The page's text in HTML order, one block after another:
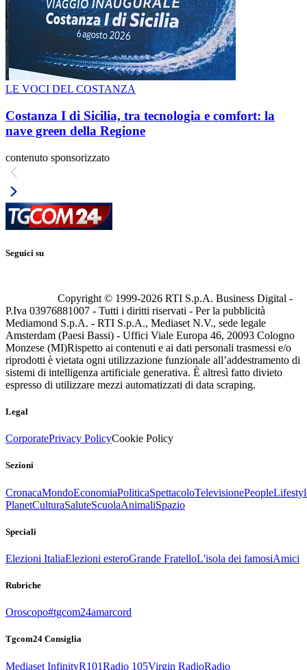
LE VOCI DEL COSTANZA
Costanza I di Sicilia, tra tecnologia e comfort: la
nave green della Regione
contenuto sponsorizzato
Seguici su
Copyright © 1999-2026 RTI S.p.A. Business Digital -
P.Iva 03976881007 - Tutti i diritti riservati - Per la pubblicità
Mediamond S.p.A. - RTI S.p.A., Mediaset N.V., sede legale
Amsterdam (Paesi Bassi) - Uffici Viale Europa 46, 20093 Cologno
Monzese (MI)Rispetto ai contenuti e ai dati personali trasmessi e/o
riprodotti è vietata ogni utilizzazione funzionale all’addestramento di
sistemi di intelligenza artificiale generativa. È altresì fatto divieto
espresso di utilizzare mezzi automatizzati di data scraping.
Legal
CorporatePrivacy PolicyCookie Policy
Sezioni
CronacaMondoEconomiaPoliticaSpettacoloTelevisionePeople
PlanetCulturaSaluteScuolaAnimaliSpazio
Speciali
Elezioni ItaliaElezioni esteroGrande FratelloL'isola dei famosiAmici
Rubriche
Oroscopo#tgcom24amarcord
Tgcom24 Consiglia
Mediaset InfinityR101Radio 105Virgin RadioRadio